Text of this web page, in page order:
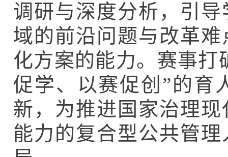
调研与深度分析，引
域的前沿问题与改革
化方案的能力。赛事打
促学、以赛促创”的育
新，为推进国家治理
能力的复合型公共管